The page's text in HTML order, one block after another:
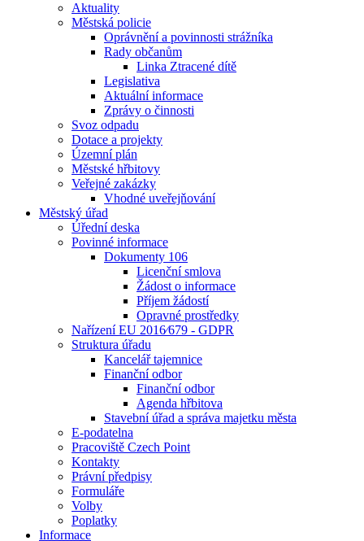
Aktuality
Městská policie
Oprávnění a povinnosti strážníka
Rady občanům
Linka Ztracené dítě
Legislativa
Aktuální informace
Zprávy o činnosti
Svoz odpadu
Dotace a projekty
Územní plán
Městské hřbitovy
Veřejné zakázky
Vhodné uveřejňování
Městský úřad
Úřední deska
Povinné informace
Dokumenty 106
Licenční smlova
Žádost o informace
Příjem žádostí
Opravné prostředky
Nařízení EU 2016⁄679 - GDPR
Struktura úřadu
Kancelář tajemnice
Finanční odbor
Finanční odbor
Agenda hřbitova
Stavební úřad a správa majetku města
E-podatelna
Pracoviště Czech Point
Kontakty
Právní předpisy
Formuláře
Volby
Poplatky
Informace